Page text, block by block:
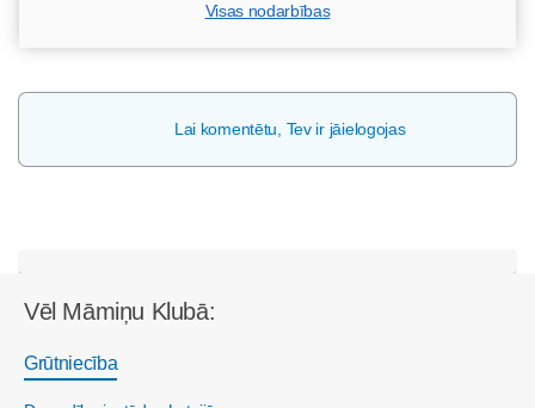
Visas nodarbības
Lai komentētu, Tev ir jāielogojas
Vēl Māmiņu Klubā:
Grūtniecība